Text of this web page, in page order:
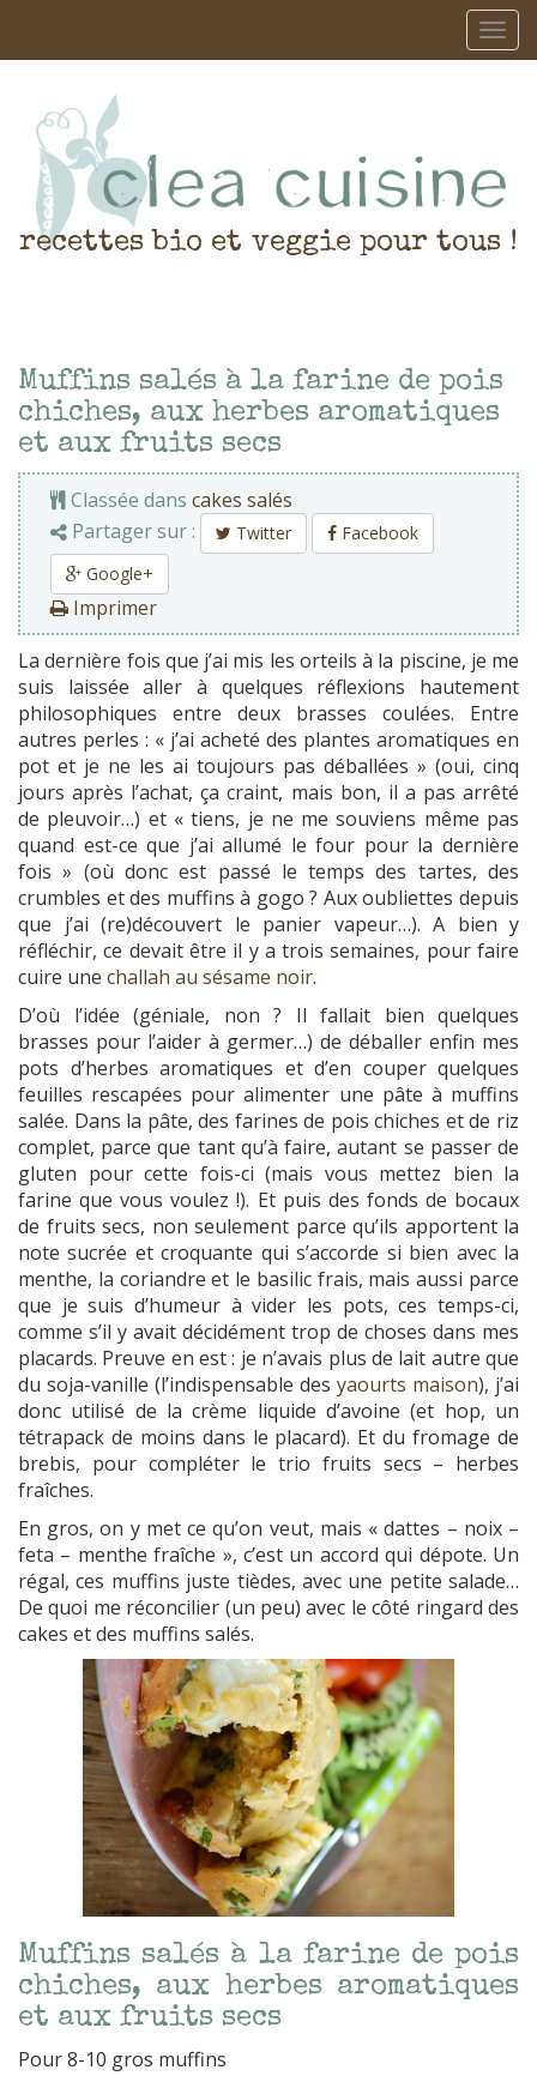
recettes bio et veggie pour tous !
Muffins salés à la farine de pois
chiches, aux herbes aromatiques
et aux fruits secs
Classée dans cakes salés
Partager sur :
Twitter
Facebook
Google+
Imprimer
La dernière fois que j’ai mis les orteils à la piscine, je me
suis laissée aller à quelques réflexions hautement
philosophiques entre deux brasses coulées. Entre
autres perles : « j’ai acheté des plantes aromatiques en
pot et je ne les ai toujours pas déballées » (oui, cinq
jours après l’achat, ça craint, mais bon, il a pas arrêté
de pleuvoir…) et « tiens, je ne me souviens même pas
quand est-ce que j’ai allumé le four pour la dernière
fois » (où donc est passé le temps des tartes, des
crumbles et des muffins à gogo ? Aux oubliettes depuis
que j’ai (re)découvert le panier vapeur…). A bien y
réfléchir, ce devait être il y a trois semaines, pour faire
cuire une challah au sésame noir.
D’où l’idée (géniale, non ? Il fallait bien quelques
brasses pour l’aider à germer…) de déballer enfin mes
pots d’herbes aromatiques et d’en couper quelques
feuilles rescapées pour alimenter une pâte à muffins
salée. Dans la pâte, des farines de pois chiches et de riz
complet, parce que tant qu’à faire, autant se passer de
gluten pour cette fois-ci (mais vous mettez bien la
farine que vous voulez !). Et puis des fonds de bocaux
de fruits secs, non seulement parce qu’ils apportent la
note sucrée et croquante qui s’accorde si bien avec la
menthe, la coriandre et le basilic frais, mais aussi parce
que je suis d’humeur à vider les pots, ces temps-ci,
comme s’il y avait décidément trop de choses dans mes
placards. Preuve en est : je n’avais plus de lait autre que
du soja-vanille (l’indispensable des yaourts maison), j’ai
donc utilisé de la crème liquide d’avoine (et hop, un
tétrapack de moins dans le placard). Et du fromage de
brebis, pour compléter le trio fruits secs – herbes
fraîches.
En gros, on y met ce qu’on veut, mais « dattes – noix –
feta – menthe fraîche », c’est un accord qui dépote. Un
régal, ces muffins juste tièdes, avec une petite salade…
De quoi me réconcilier (un peu) avec le côté ringard des
cakes et des muffins salés.
Muffins salés à la farine de pois
chiches, aux herbes aromatiques
et aux fruits secs
Pour 8-10 gros muffins